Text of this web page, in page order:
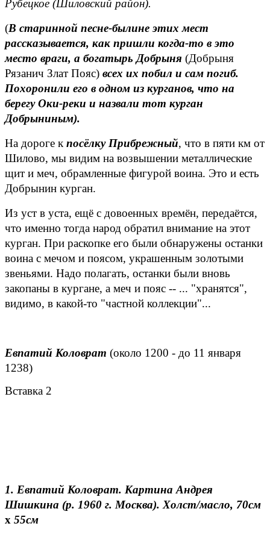
Рубецкое (Шиловский район).
(В старинной песне-былине этих мест
рассказывается, как пришли когда-то в это
место враги, а богатырь Добрыня (Добрыня
Рязанич Злат Пояс) всех их побил и сам погиб.
Похоронили его в одном из курганов, что на
берегу Оки-реки и назвали тот курган
Добрыниным).
На дороге к посёлку Прибрежный, что в пяти км от
Шилово, мы видим на возвышении металлические
щит и меч, обрамленные фигурой воина. Это и есть
Добрынин курган.
Из уст в уста, ещё с довоенных времён, передаётся,
что именно тогда народ обратил внимание на этот
курган. При раскопке его были обнаружены останки
воина с мечом и поясом, украшенным золотыми
звеньями. Надо полагать, останки были вновь
закопаны в кургане, а меч и пояс -- ... "хранятся",
видимо, в какой-то "частной коллекции"...
Евпатий Коловрат (около 1200 - до 11 января
1238)
Вставка 2
1. Евпатий Коловрат. Картина Андрея
Шишкина (р. 1960 г. Москва). Холст/масло, 70см
х 55см